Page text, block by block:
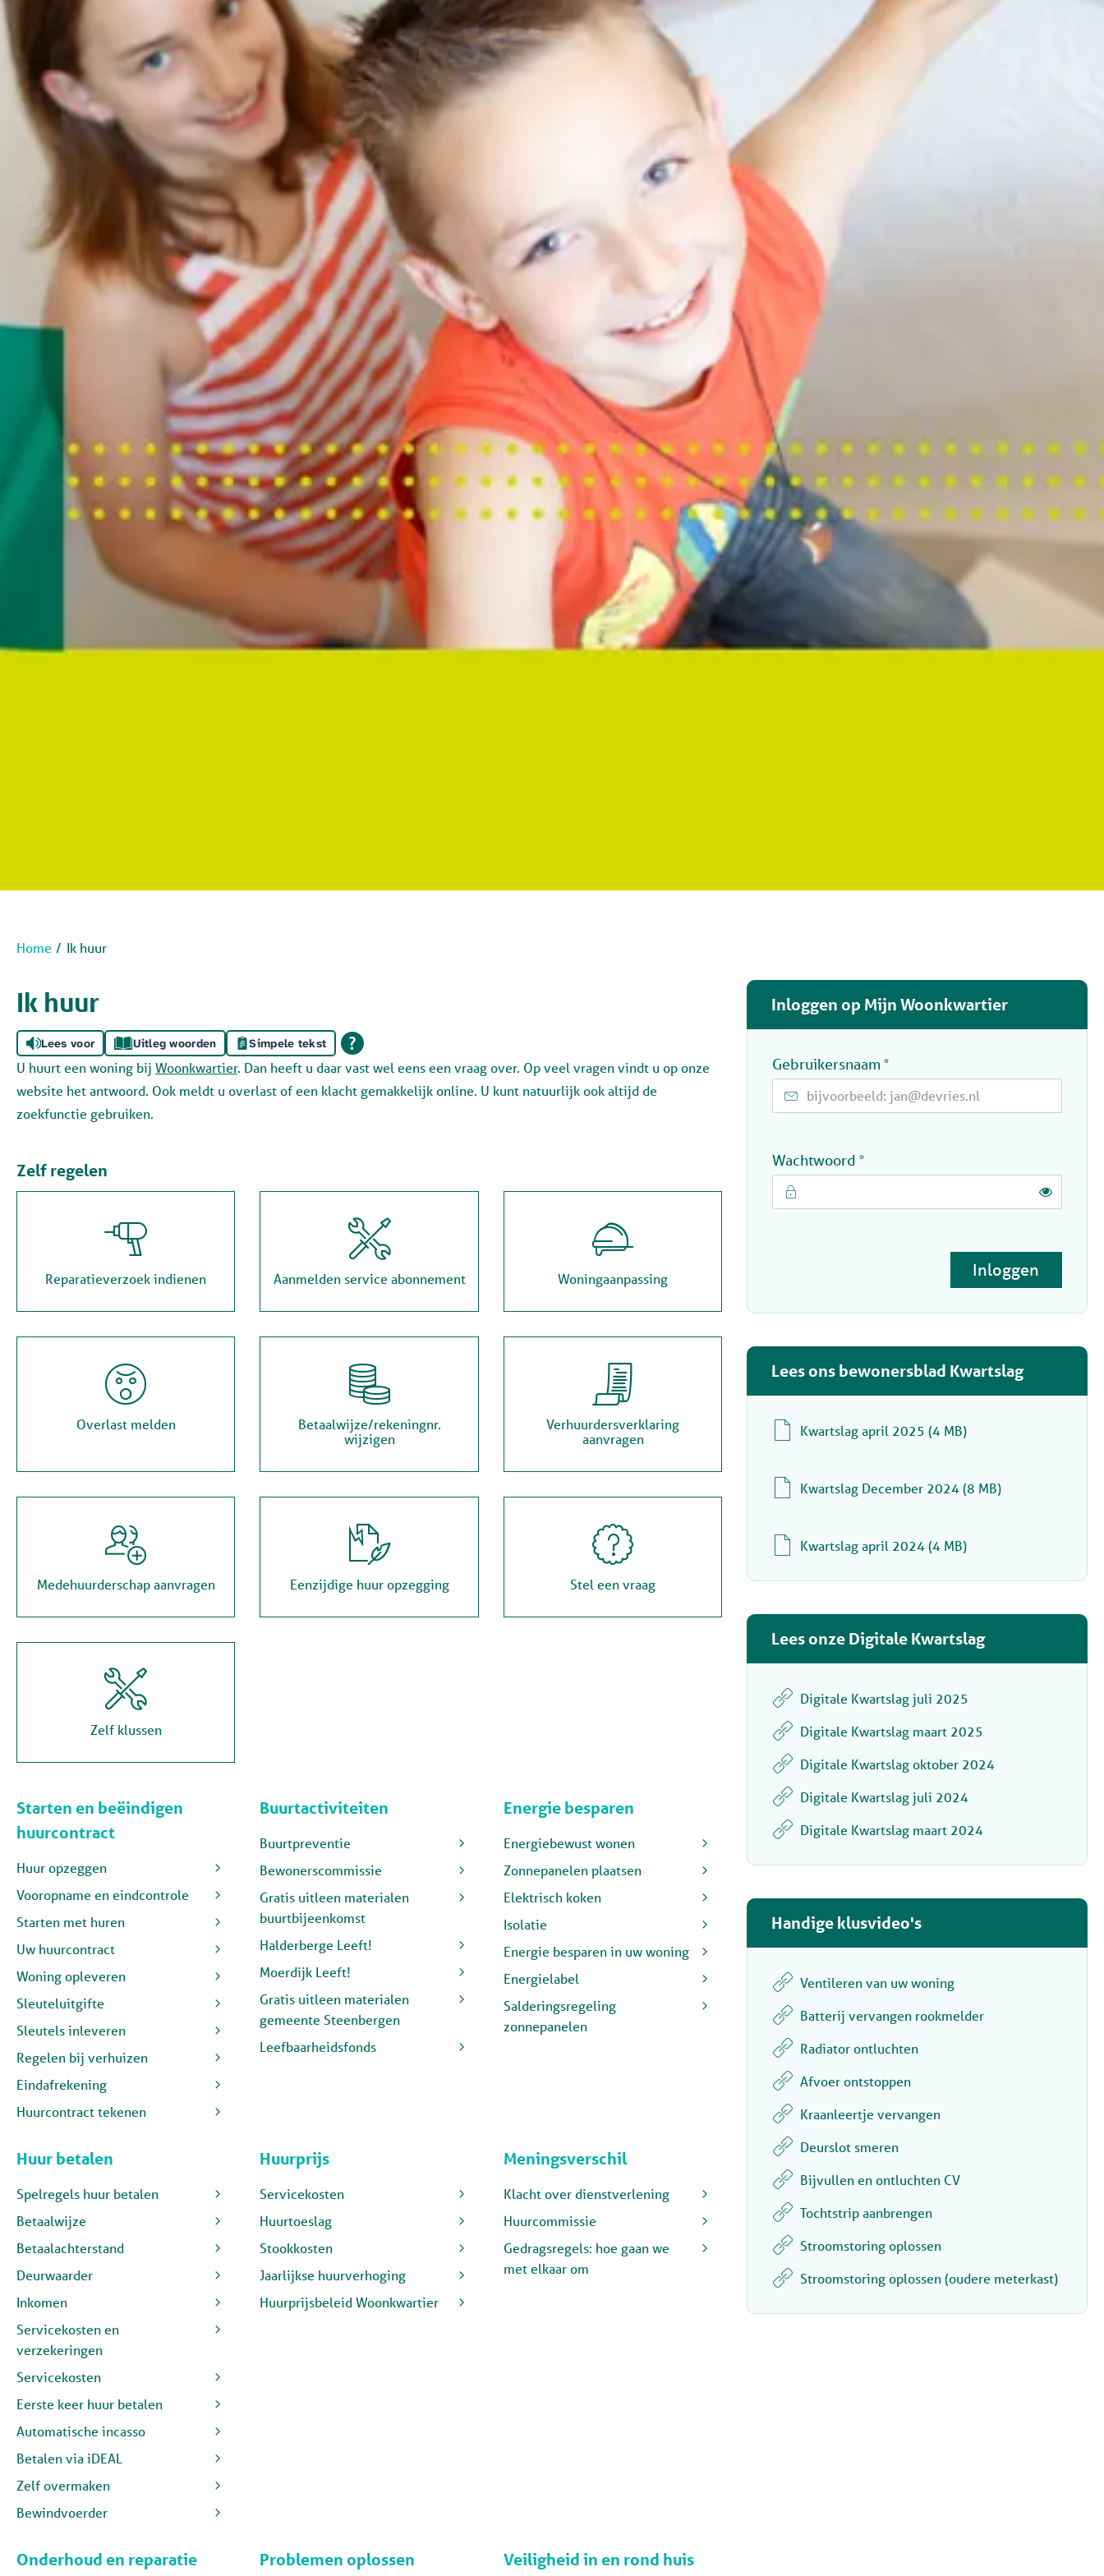
Home Ik huur
Ik huur
Lees voor Uitleg woorden Simpele tekst
U huurt een woning bij Woonkwartier. Dan heeft u daar vast wel eens een vraag over. Op veel vragen vindt u op onze
website het antwoord. Ook meldt u overlast of een klacht gemakkelijk online. U kunt natuurlijk ook altijd de
zoekfunctie gebruiken.
Zelf regelen
Reparatieverzoek indienen

Aanmelden service abonnement

Woningaanpassing

Overlast melden

Betaalwijze/rekeningnr.
wijzigen

Verhuurdersverklaring
aanvragen

Medehuurderschap aanvragen

Eenzijdige huur opzegging

Stel een vraag
Zelf klussen
Starten en beëindigen
huurcontract
Huur opzeggen
Vooropname en eindcontrole
Starten met huren
Uw huurcontract
Woning opleveren
Sleuteluitgifte
Sleutels inleveren
Regelen bij verhuizen
Eindafrekening
Huurcontract tekenen
Buurtactiviteiten
Buurtpreventie
Bewonerscommissie
Gratis uitleen materialen
buurtbijeenkomst
Halderberge Leeft!
Moerdijk Leeft!
Gratis uitleen materialen
gemeente Steenbergen
Leefbaarheidsfonds
Energie besparen
Energiebewust wonen
Zonnepanelen plaatsen
Elektrisch koken
Isolatie
Energie besparen in uw woning
Energielabel
Salderingsregeling
zonnepanelen
Huur betalen
Spelregels huur betalen
Betaalwijze
Betaalachterstand
Deurwaarder
Inkomen
Servicekosten en
verzekeringen
Servicekosten
Eerste keer huur betalen
Automatische incasso
Betalen via iDEAL
Zelf overmaken
Bewindvoerder
Huurprijs
Servicekosten
Huurtoeslag
Stookkosten
Jaarlijkse huurverhoging
Huurprijsbeleid Woonkwartier
Meningsverschil
Klacht over dienstverlening
Huurcommissie
Gedragsregels: hoe gaan we
met elkaar om
Onderhoud en reparatie Problemen oplossen Veiligheid in en rond huis
Inloggen op Mijn Woonkwartier
Gebruikersnaam*
Wachtwoord*
Inloggen
Lees ons bewonersblad Kwartslag
Kwartslag april 2025 4 MB
Kwartslag December 2024 8 MB
Kwartslag april 2024 4 MB
Lees onze Digitale Kwartslag
Digitale Kwartslag juli 2025
Digitale Kwartslag maart 2025
Digitale Kwartslag oktober 2024
Digitale Kwartslag juli 2024
Digitale Kwartslag maart 2024
Handige klusvideo's
Ventileren van uw woning
Batterij vervangen rookmelder
Radiator ontluchten
Afvoer ontstoppen
Kraanleertje vervangen
Deurslot smeren
Bijvullen en ontluchten CV
Tochtstrip aanbrengen
Stroomstoring oplossen
Stroomstoring oplossen (oudere meterkast)